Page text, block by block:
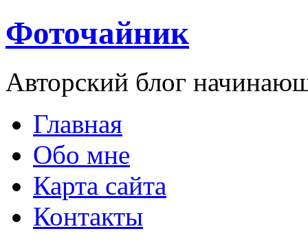
Фоточайник
Авторский блог
Главная
Обо мне
Карта сайта
Контакты